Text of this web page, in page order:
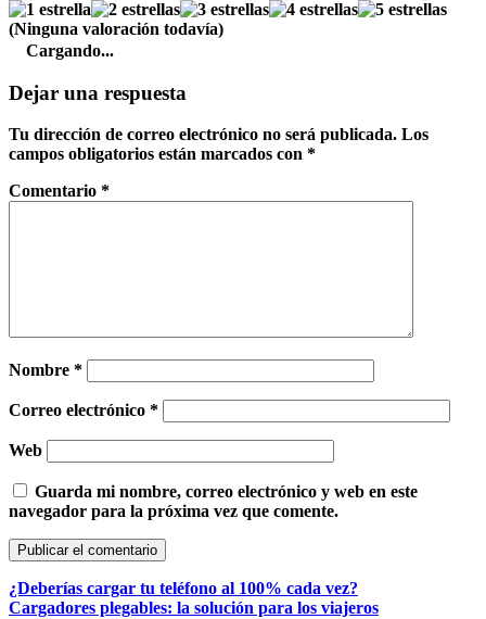
(Ninguna valoración todavía)
Cargando...
Dejar una respuesta
Tu dirección de correo electrónico no será publicada. Los
campos obligatorios están marcados con *
Comentario *
Nombre *
Correo electrónico *
Web
Guarda mi nombre, correo electrónico y web en este
navegador para la próxima vez que comente.
¿Deberías cargar tu teléfono al 100% cada vez?
Cargadores plegables: la solución para los viajeros